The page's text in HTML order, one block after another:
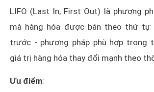
LIFO (Last In, First Out) là phương
mà hàng hóa được bán theo thứ tự
trước - phương pháp phù hợp trong
giá trị hàng hóa thay đổi mạnh theo
Ưu điểm: